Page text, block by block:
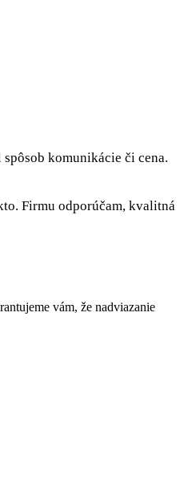
komunikácie či cena.
Firmu odporúčam, kvalitná
vám, že nadviazanie